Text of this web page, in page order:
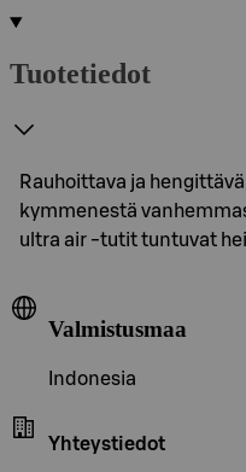
Tuotetiedot
Rauhoittava ja
kymmenestä
ultra air -tutit tuntuvat
Valmistusmaa
Indonesia
Yhteystiedot